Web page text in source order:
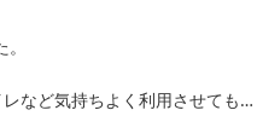
など気持ちよく利用させてもら